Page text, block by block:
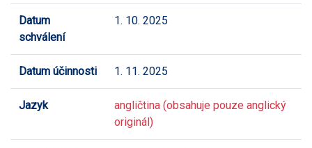
Datum
schválení
1. 10. 2025
Datum účinnosti 1. 11. 2025
Jazyk
angličtina (obsahuje pouze anglický
originál)